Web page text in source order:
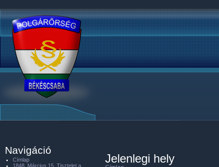
Jelenlegi hely
Navigáció
Címlap
1848. Március 15. Tisztelet a